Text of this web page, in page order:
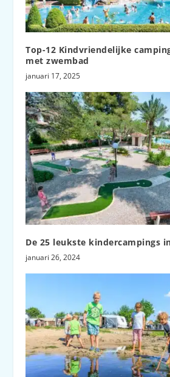
Top-12 Kindvriendelijke
met zwembad
januari 17, 2025
De 25 leukste kindercampings
januari 26, 2024